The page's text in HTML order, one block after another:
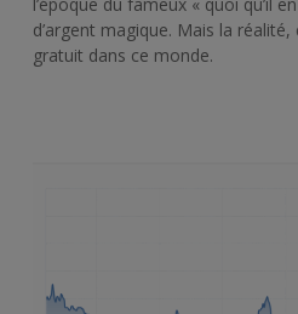
d’argent magique. Mais la réalité,
gratuit dans ce monde.